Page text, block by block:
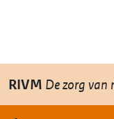
Overslaan en naar de
RIVM De zorg van